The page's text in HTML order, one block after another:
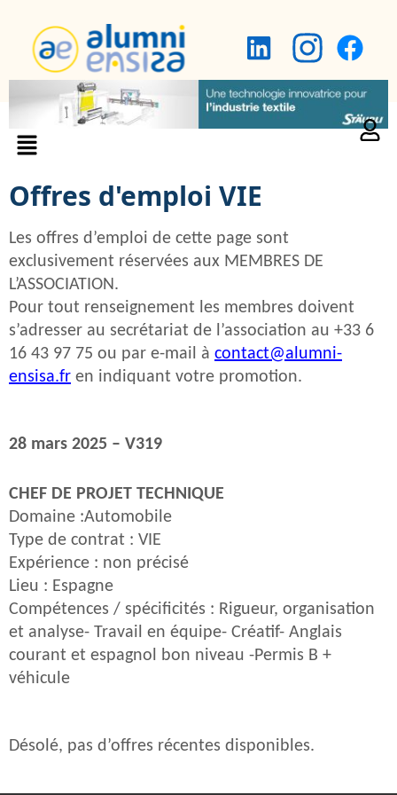
Offres d'emploi VIE
Les offres d’emploi de cette page sont
exclusivement réservées aux MEMBRES DE
L’ASSOCIATION.
Pour tout renseignement les membres doivent
s’adresser au secrétariat de l’association au +33 6
16 43 97 75 ou par e-mail à contact@alumni-
ensisa.fr en indiquant votre promotion.
28 mars 2025 – V319
CHEF DE PROJET TECHNIQUE
Domaine :Automobile
Type de contrat : VIE
Expérience : non précisé
Lieu : Espagne
Compétences / spécificités : Rigueur, organisation
et analyse- Travail en équipe- Créatif- Anglais
courant et espagnol bon niveau -Permis B +
véhicule
Désolé, pas d’offres récentes disponibles.